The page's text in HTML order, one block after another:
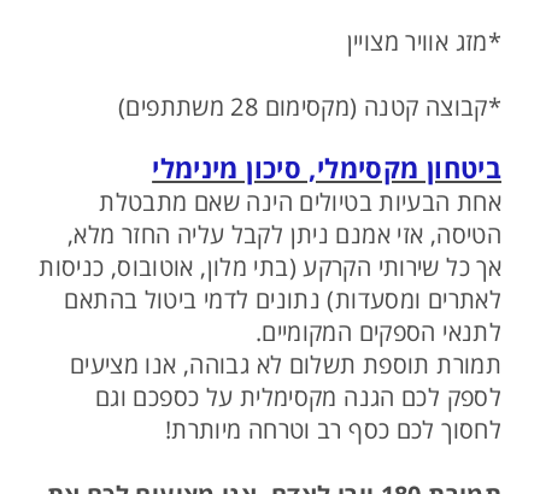
*מזג אוויר מצויין
*קבוצה קטנה (מקסימום 28 משתתפים)
ביטחון מקסימלי, סיכון מינימלי
אחת הבעיות בטיולים הינה שאם מתבטלת
הטיסה, אזי אמנם ניתן לקבל עליה החזר מלא,
אך כל שירותי הקרקע (בתי מלון, אוטובוס, כניסות
לאתרים ומסעדות) נתונים לדמי ביטול בהתאם
לתנאי הספקים המקומיים.
תמורת תוספת תשלום לא גבוהה, אנו מציעים
לספק לכם הגנה מקסימלית על כספכם וגם
לחסוך לכם כסף רב וטרחה מיותרת!